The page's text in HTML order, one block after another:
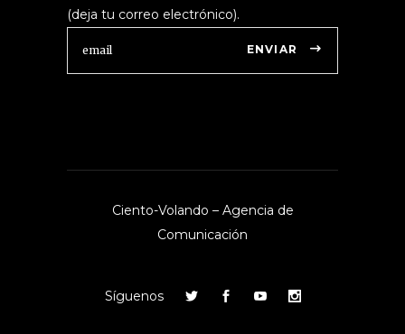
(deja tu correo electrónico).
ENVIAR
Ciento-Volando – Agencia de
Comunicación
Síguenos